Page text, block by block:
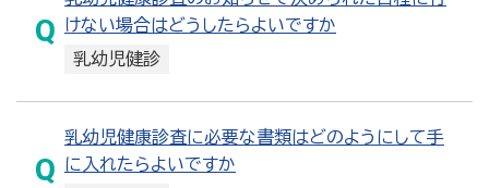
けない場合はどうしたらよいですか
乳幼児健診
乳幼児健康診査に必要な書類はどのようにして手
に入れたらよいですか